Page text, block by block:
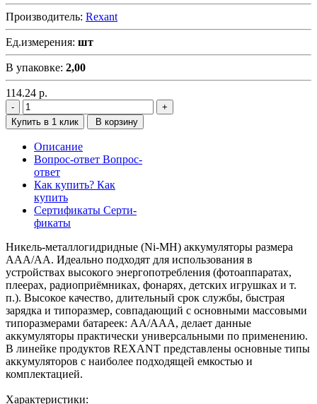
Производитель: Rexant
Ед.измерения: шт
В упаковке: 2,00
114.24 р.
Купить в 1 клик В корзину
Описание
Вопрос-ответ Вопрос-
ответ
Как купить? Как
купить
Сертификаты Серти-
фикаты
Никель-металлогидридные (Ni-MH) аккумуляторы размера
ААA/АА. Идеально подходят для использования в
устройствах высокого энергопотребления (фотоаппаратах,
плеерах, радиоприёмниках, фонарях, детских игрушках и т.
п.). Высокое качество, длительный срок службы, быстрая
зарядка и типоразмер, совпадающий с основными массовыми
типоразмерами батареек: АА/ААА, делает данные
аккумуляторы практически универсальными по применению.
В линейке продуктов REXANT представлены основные типы
аккумуляторов с наиболее подходящей емкостью и
комплектацией.
Характеристики: